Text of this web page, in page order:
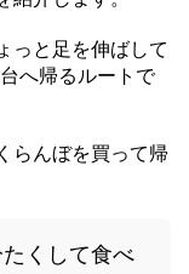
っと足を伸ばして
へ帰るルートで
らんぼを買って帰
くして食べ